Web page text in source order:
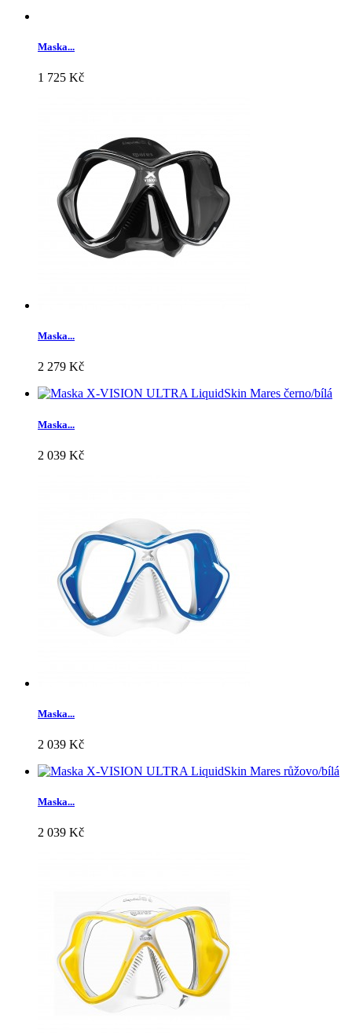
Maska...
1 725 Kč
Maska...
2 279 Kč
Maska...
2 039 Kč
Maska...
2 039 Kč
Maska...
2 039 Kč